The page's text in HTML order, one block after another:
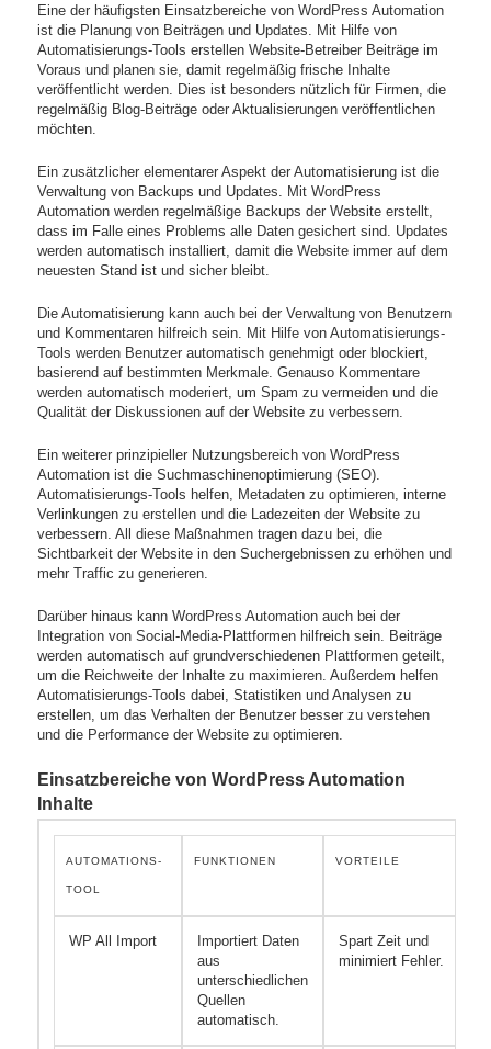
Eine der häufigsten Einsatzbereiche von WordPress Automation
ist die Planung von Beiträgen und Updates. Mit Hilfe von
Automatisierungs-Tools erstellen Website-Betreiber Beiträge im
Voraus und planen sie, damit regelmäßig frische Inhalte
veröffentlicht werden. Dies ist besonders nützlich für Firmen, die
regelmäßig Blog-Beiträge oder Aktualisierungen veröffentlichen
möchten.
Ein zusätzlicher elementarer Aspekt der Automatisierung ist die
Verwaltung von Backups und Updates. Mit WordPress
Automation werden regelmäßige Backups der Website erstellt,
dass im Falle eines Problems alle Daten gesichert sind. Updates
werden automatisch installiert, damit die Website immer auf dem
neuesten Stand ist und sicher bleibt.
Die Automatisierung kann auch bei der Verwaltung von Benutzern
und Kommentaren hilfreich sein. Mit Hilfe von Automatisierungs-
Tools werden Benutzer automatisch genehmigt oder blockiert,
basierend auf bestimmten Merkmale. Genauso Kommentare
werden automatisch moderiert, um Spam zu vermeiden und die
Qualität der Diskussionen auf der Website zu verbessern.
Ein weiterer prinzipieller Nutzungsbereich von WordPress
Automation ist die Suchmaschinenoptimierung (SEO).
Automatisierungs-Tools helfen, Metadaten zu optimieren, interne
Verlinkungen zu erstellen und die Ladezeiten der Website zu
verbessern. All diese Maßnahmen tragen dazu bei, die
Sichtbarkeit der Website in den Suchergebnissen zu erhöhen und
mehr Traffic zu generieren.
Darüber hinaus kann WordPress Automation auch bei der
Integration von Social-Media-Plattformen hilfreich sein. Beiträge
werden automatisch auf grundverschiedenen Plattformen geteilt,
um die Reichweite der Inhalte zu maximieren. Außerdem helfen
Automatisierungs-Tools dabei, Statistiken und Analysen zu
erstellen, um das Verhalten der Benutzer besser zu verstehen
und die Performance der Website zu optimieren.
Einsatzbereiche von WordPress Automation
Inhalte
AUTOMATIONS-
TOOL
FUNKTIONEN VORTEILE
WP All Import
Importiert Daten
aus
unterschiedlichen
Quellen
automatisch.
Spart Zeit und
minimiert Fehler.